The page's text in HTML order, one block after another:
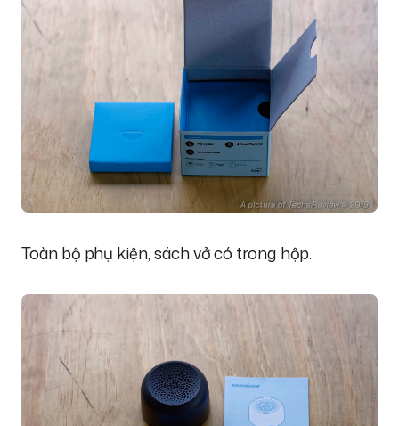
Toàn bộ phụ kiện, sách vở có trong hộp.